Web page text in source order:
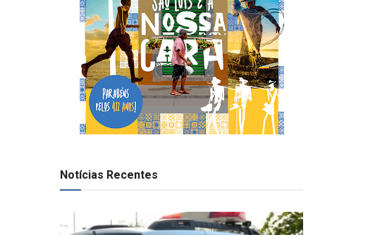
Notícias Recentes